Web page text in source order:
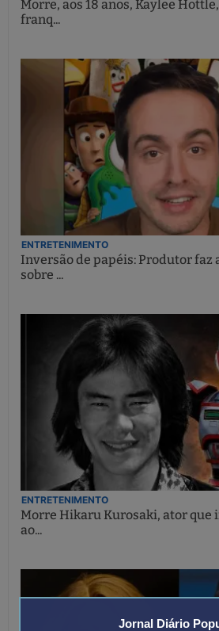
Jornal Diário
Morre, aos 18 anos, Kaylee
franq...
ENTRETENIMENTO
Inversão de papéis: Produtor faz
sobre ...
ENTRETENIMENTO
Morre Hikaru Kurosaki, ator que
ao...